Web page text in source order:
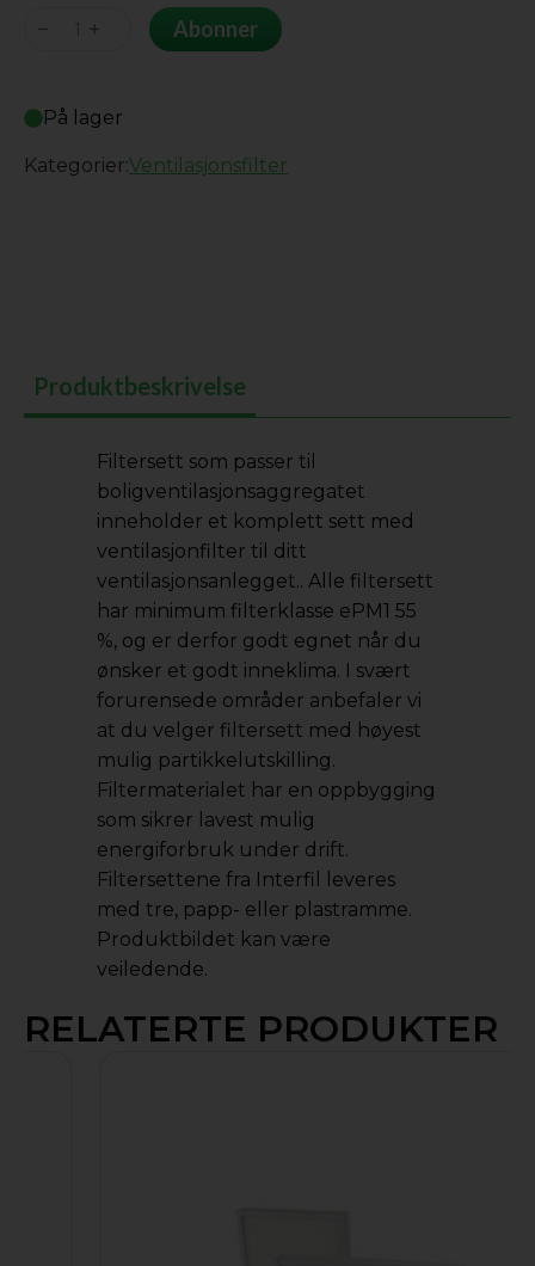
Genvex
600
antall
Abonner
På lager
Kategorier:Ventilasjonsfilter
Produktbeskrivelse
Filtersett som passer til
boligventilasjonsaggregatet
inneholder et komplett sett med
ventilasjonfilter til ditt
ventilasjonsanlegget.. Alle filtersett
har minimum filterklasse ePM1 55
%, og er derfor godt egnet når du
ønsker et godt inneklima. I svært
forurensede områder anbefaler vi
at du velger filtersett med høyest
mulig partikkelutskilling.
Filtermaterialet har en oppbygging
som sikrer lavest mulig
energiforbruk under drift.
Filtersettene fra Interfil leveres
med tre, papp- eller plastramme.
Produktbildet kan være
veiledende.
RELATERTE PRODUKTER